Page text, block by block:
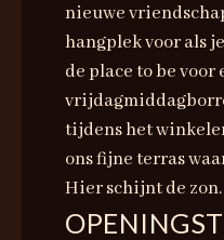
nieuwe
hangplek voor als
de place to be
tijdens het
ons fijne terras
Hier schijnt de zon.